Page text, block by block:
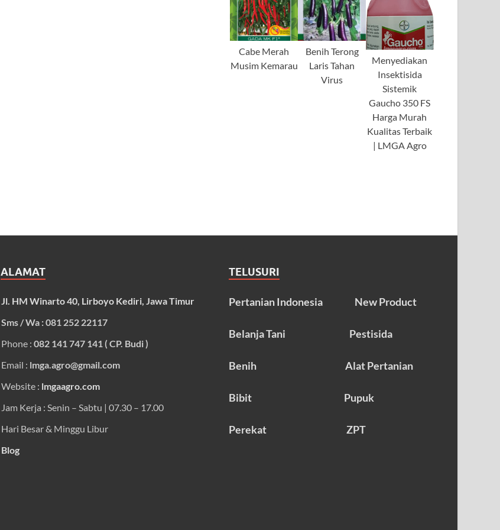
Cabe Merah
Musim Kemarau
Benih Terong
Laris Tahan
Virus
Menyediakan
Insektisida
Sistemik
Gaucho 350 FS
Harga Murah
Kualitas Terbaik
| LMGA Agro
ALAMAT
Jl. HM Winarto 40, Lirboyo Kediri, Jawa Timur
Sms / Wa : 081 252 22117
Phone : 082 141 747 141 ( CP. Budi )
Email : lmga.agro@gmail.com
Website : lmgaagro.com
Jam Kerja : Senin – Sabtu | 07.30 – 17.00
Hari Besar & Minggu Libur
Blog
TELUSURI
Pertanian Indonesia New Product
Belanja Tani Pestisida
Benih Alat Pertanian
Bibit Pupuk
Perekat ZPT